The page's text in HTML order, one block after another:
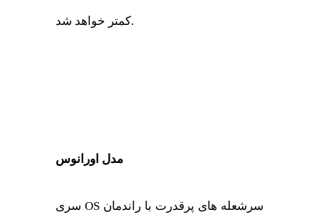
کمتر خواهد شد.
مدل اورانوس
سری OS سرشعله های پرقدرت با راندمان